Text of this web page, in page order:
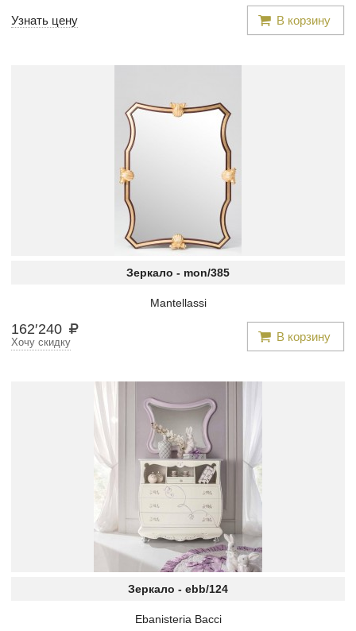
Узнать цену В корзину
Зеркало - mon/385
Mantellassi
162′240 В корзину
Хочу скидку
Зеркало - ebb/124
Ebanisteria Bacci